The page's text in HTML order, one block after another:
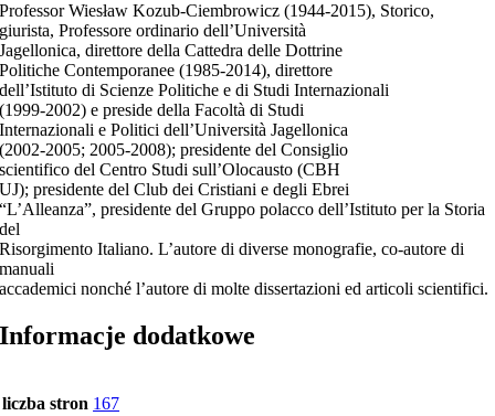
Professor Wiesław Kozub-Ciembrowicz (1944-2015), Storico,
giurista, Professore ordinario dell’Università
Jagellonica, direttore della Cattedra delle Dottrine
Politiche Contemporanee (1985-2014), direttore
dell’Istituto di Scienze Politiche e di Studi Internazionali
(1999-2002) e preside della Facoltà di Studi
Internazionali e Politici dell’Università Jagellonica
(2002-2005; 2005-2008); presidente del Consiglio
scientifico del Centro Studi sull’Olocausto (CBH
UJ); presidente del Club dei Cristiani e degli Ebrei
“L’Alleanza”, presidente del Gruppo polacco dell’Istituto per la Storia
del
Risorgimento Italiano. L’autore di diverse monografie, co-autore di
manuali
accademici nonché l’autore di molte dissertazioni ed articoli scientifici.
Informacje dodatkowe
liczba stron 167